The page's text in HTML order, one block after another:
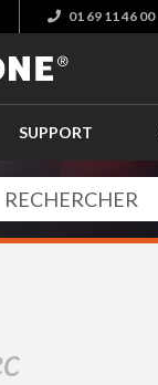
01 69 11 46 00
SUPPORT